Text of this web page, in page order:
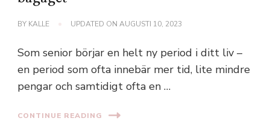
BY KALLE UPDATED ON AUGUSTI 10, 2023
Som senior börjar en helt ny period i ditt liv –
en period som ofta innebär mer tid, lite mindre
pengar och samtidigt ofta en …
CONTINUE READING